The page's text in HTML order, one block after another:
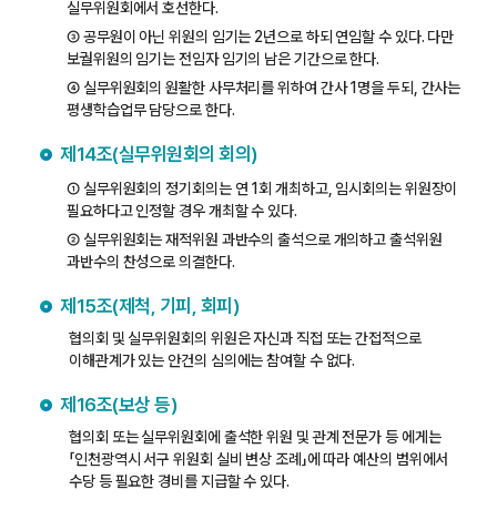
실무위원회에서 호선한다.
③ 공무원이 아닌 위원의 임기는 2년으로 하되 연임할 수 있다. 다만
보궐위원의 임기는 전임자 임기의 남은 기간으로 한다.
④ 실무위원회의 원활한 사무처리를 위하여 간사 1명을 두되, 간사는
평생학습업무 담당으로 한다.
제14조(실무위원회의 회의)
① 실무위원회의 정기회의는 연 1회 개최하고, 임시회의는 위원장이
필요하다고 인정할 경우 개최할 수 있다.
② 실무위원회는 재적위원 과반수의 출석으로 개의하고 출석위원
과반수의 찬성으로 의결한다.
제15조(제척, 기피, 회피)
협의회 및 실무위원회의 위원은 자신과 직접 또는 간접적으로
이해관계가 있는 안건의 심의에는 참여할 수 없다.
제16조(보상 등)
협의회 또는 실무위원회에 출석한 위원 및 관계 전문가 등 에게는
「인천광역시 서구 위원회 실비 변상 조례」에 따라 예산의 범위에서
수당 등 필요한 경비를 지급할 수 있다.